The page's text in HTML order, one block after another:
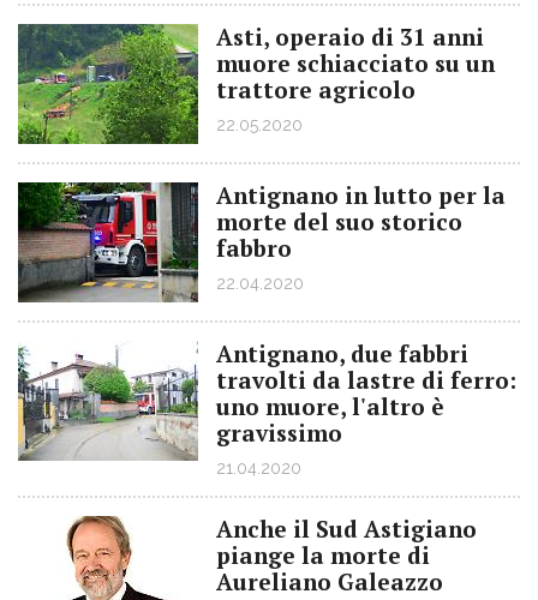
Asti, operaio di 31 anni
muore schiacciato su un
trattore agricolo
22.05.2020
Antignano in lutto per la
morte del suo storico
fabbro
22.04.2020
Antignano, due fabbri
travolti da lastre di ferro:
uno muore, l'altro è
gravissimo
21.04.2020
Anche il Sud Astigiano
piange la morte di
Aureliano Galeazzo